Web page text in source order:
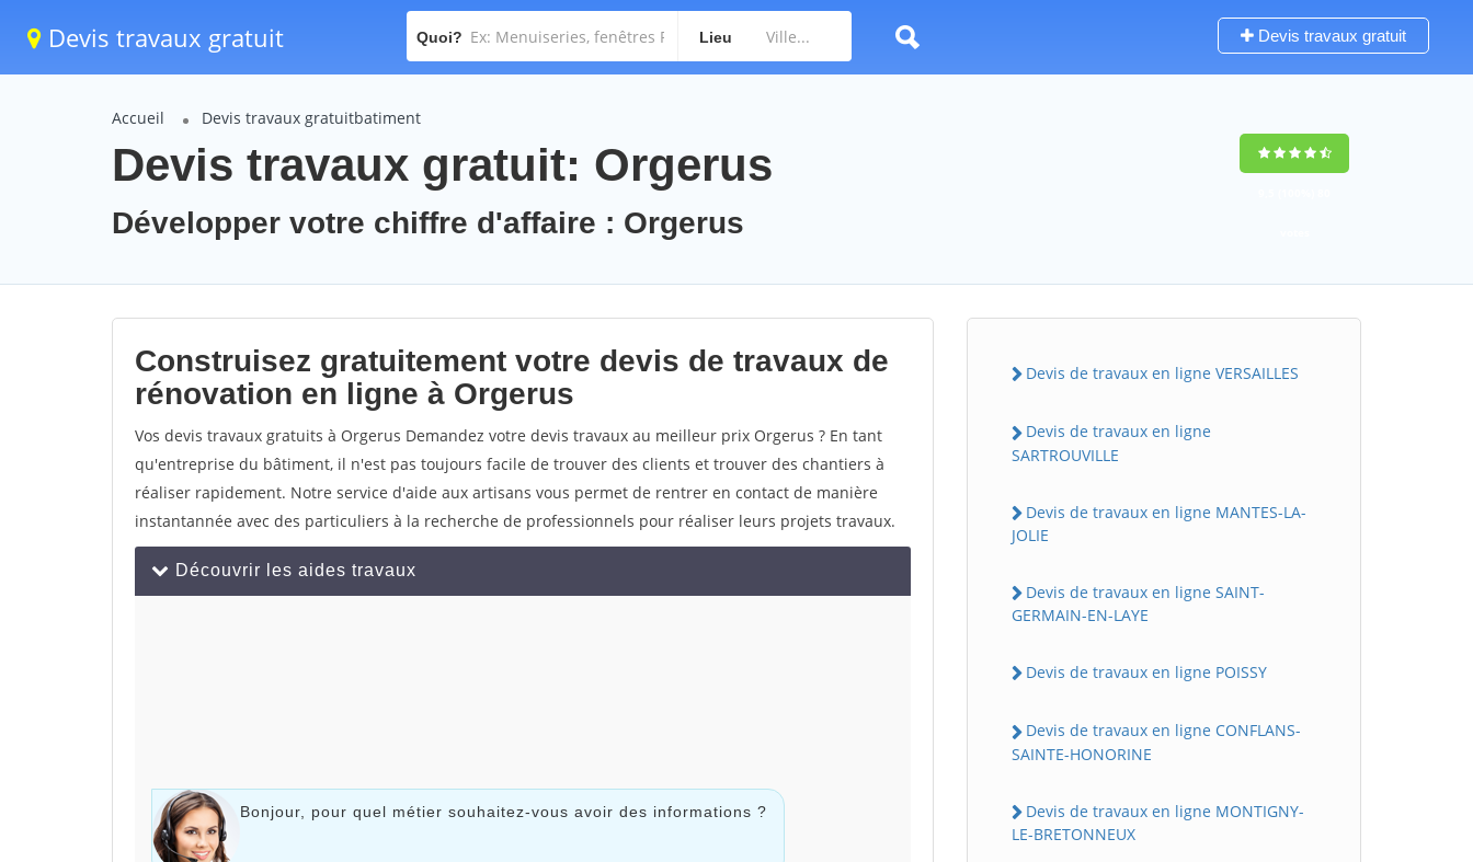
Devis travaux gratuit Quoi? Lieu Devis travaux gratuit
Accueil Devis travaux gratuitbatiment
Devis travaux gratuit: Orgerus
Développer votre chiffre d'affaire : Orgerus
Construisez gratuitement votre devis de travaux de
rénovation en ligne à Orgerus
Vos devis travaux gratuits à Orgerus Demandez votre devis travaux au meilleur prix Orgerus ? En tant
qu'entreprise du bâtiment, il n'est pas toujours facile de trouver des clients et trouver des chantiers à
réaliser rapidement. Notre service d'aide aux artisans vous permet de rentrer en contact de manière
instantannée avec des particuliers à la recherche de professionnels pour réaliser leurs projets travaux.
Devis de travaux en ligne VERSAILLES
Devis de travaux en ligne
SARTROUVILLE
Devis de travaux en ligne MANTES-LA-
JOLIE
Devis de travaux en ligne SAINT-
GERMAIN-EN-LAYE
Devis de travaux en ligne POISSY
Devis de travaux en ligne CONFLANS-
SAINTE-HONORINE
Devis de travaux en ligne MONTIGNY-
LE-BRETONNEUX